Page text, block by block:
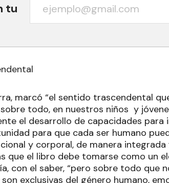
tu
marcó “el sentido trascendental
todo, en nuestros niños y
el desarrollo de capacidades para
para que cada ser humano
y corporal, de manera integrada
que el libro debe tomarse como un
con el saber, “pero sobre todo que
exclusivas del género humano,